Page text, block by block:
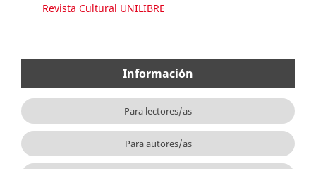
Revista Cultural UNILIBRE
Información
Para lectores/as
Para autores/as